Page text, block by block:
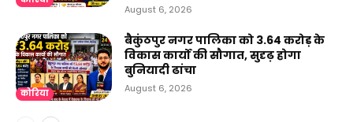
August 6, 2026
कोरिया
बैकुंठपुर नगर पालिका को ₹3.64 करोड़ के
विकास कार्यों की सौगात, सुदृढ़ होगा
बुनियादी ढांचा
August 6, 2026